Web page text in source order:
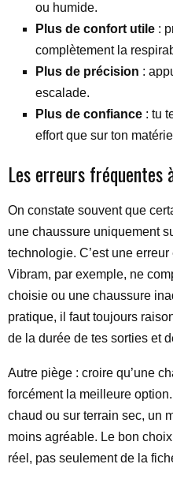
ou humide.
Plus de confort utile :
complètement la
Plus de précision :
escalade.
Plus de confiance : tu
effort que sur ton
Les erreurs fréquentes
On constate souvent que
une chaussure uniquement
technologie. C’est une
Vibram, par exemple, ne
choisie ou une chaussure
pratique, il faut toujours
de la durée de tes sorties et
Autre piège : croire qu’une
forcément la meilleure
chaud ou sur terrain sec, un
moins agréable. Le bon
réel, pas seulement de la